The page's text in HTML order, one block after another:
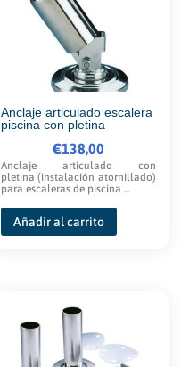
Anclaje articulado escalera
piscina con pletina
€138,00
Anclaje articulado con
pletina (instalación atornillado)
para escaleras de piscina ...
Añadir al carrito